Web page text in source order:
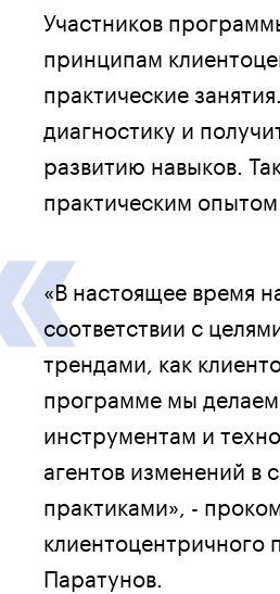
Участников
принципам
практические
диагностику и
развитию навыков.
практическим
«В настоящее время
соответствии с
трендами, как
программе мы
инструментам и
агентов изменений в
практиками», -
Паратунов.